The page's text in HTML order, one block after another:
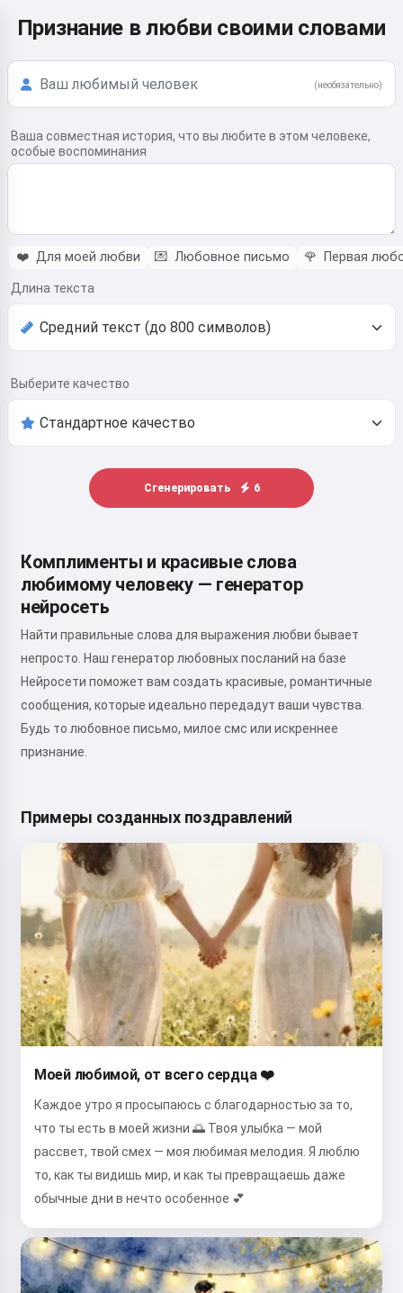
Признание в любви своими словами
(необязательно)
Ваша совместная история, что вы любите в этом человеке,
особые воспоминания
❤️ Для моей любви 💌 Любовное письмо 🌹 Первая
Длина текста
Выберите качество
Сгенерировать 6
Комплименты и красивые слова
любимому человеку — генератор
нейросеть
Найти правильные слова для выражения любви бывает
непросто. Наш генератор любовных посланий на базе
Нейросети поможет вам создать красивые, романтичные
сообщения, которые идеально передадут ваши чувства.
Будь то любовное письмо, милое смс или искреннее
признание.
Примеры созданных поздравлений
Моей любимой, от всего сердца ❤️
Каждое утро я просыпаюсь с благодарностью за то,
что ты есть в моей жизни 🌅 Твоя улыбка — мой
рассвет, твой смех — моя любимая мелодия. Я люблю
то, как ты видишь мир, и как ты превращаешь даже
обычные дни в нечто особенное 💕